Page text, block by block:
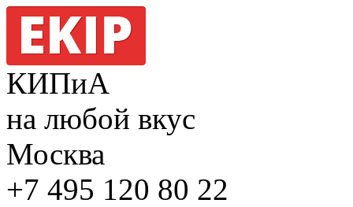
КИПиА
на любой вкус
Москва
+7 495 120 80 22